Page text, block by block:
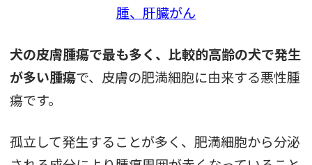
腫、肝臓がん
犬の皮膚腫瘍で最も多く、比較的高齢の犬で発生
が多い腫瘍で、皮膚の肥満細胞に由来する悪性腫
瘍です。
孤立して発生することが多く、肥満細胞から分泌